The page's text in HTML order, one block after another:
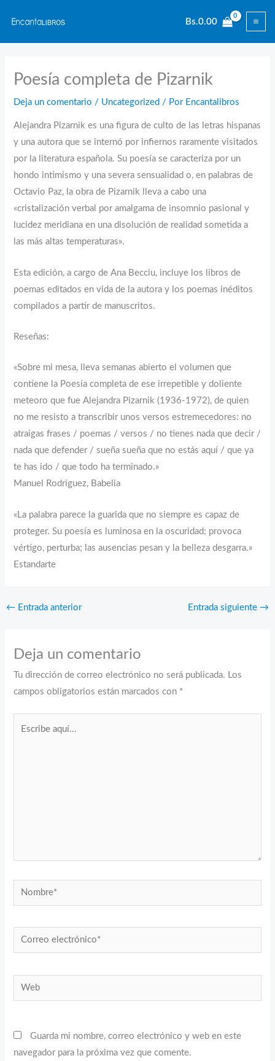
contenido
Bs.0.00
Poesía completa de Pizarnik
Deja un comentario / Uncategorized / Por Encantalibros
Alejandra Pizarnik es una figura de culto de las letras hispanas
y una autora que se internó por infiernos raramente visitados
por la literatura española. Su poesía se caracteriza por un
hondo intimismo y una severa sensualidad o, en palabras de
Octavio Paz, la obra de Pizarnik lleva a cabo una
«cristalización verbal por amalgama de insomnio pasional y
lucidez meridiana en una disolución de realidad sometida a
las más altas temperaturas».
Esta edición, a cargo de Ana Becciu, incluye los libros de
poemas editados en vida de la autora y los poemas inéditos
compilados a partir de manuscritos.
Reseñas:
«Sobre mi mesa, lleva semanas abierto el volumen que
contiene la Poesía completa de ese irrepetible y doliente
meteoro que fue Alejandra Pizarnik (1936-1972), de quien
no me resisto a transcribir unos versos estremecedores: no
atraigas frases / poemas / versos / no tienes nada que decir /
nada que defender / sueña sueña que no estás aquí / que ya
te has ido / que todo ha terminado.»
Manuel Rodríguez, Babelia
«La palabra parece la guarida que no siempre es capaz de
proteger. Su poesía es luminosa en la oscuridad; provoca
vértigo, perturba; las ausencias pesan y la belleza desgarra.»
Estandarte
← Entrada anterior Entrada siguiente →
Deja un comentario
Tu dirección de correo electrónico no será publicada. Los
campos obligatorios están marcados con *
Nombre*
Correo
electrónico*
Web
Guarda mi nombre, correo electrónico y web en este
navegador para la próxima vez que comente.